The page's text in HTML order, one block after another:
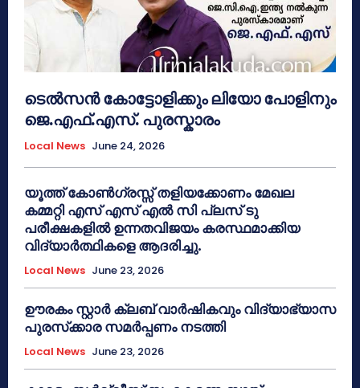
ടെൽസൻ കോട്ടോളിക്കും ലിയോ പോളിനും
ജെ.എഫ്.എസ്. പുരസ്കാരം
Local News June 24, 2026
യൂത്ത് കോൺഗ്രസ്സ് തളിയക്കോണം മേഖല
കമ്മറ്റി എസ് എസ് എൽ സി പ്ലസ് ടു
പരീക്ഷകളിൽ ഉന്നതവിജയം കരസ്ഥമാക്കിയ
വിദ്യാർത്ഥികളെ ആദരിച്ചു.
Local News June 23, 2026
ഊരകം സ്റ്റാർ ക്ലബ് വാർഷികവും വിദ്യാഭ്യാസ
പുരസ്‌ക്കാര സമർപ്പണം നടത്തി
Local News June 23, 2026